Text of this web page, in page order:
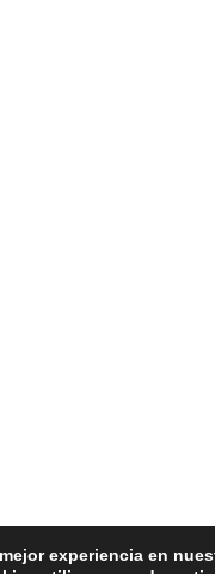
experiencia en